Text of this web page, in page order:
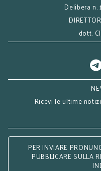
Delibera
dott.
Ricevi le ultime
PER INVIARE
PUBBLICARE SULLA